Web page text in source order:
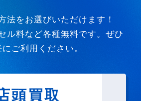
法をお選びいただけます！
ル料など各種無料です。ぜひ
ご利用ください。
頭買取